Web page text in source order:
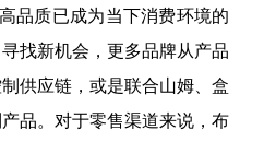
品质已成为当下消费环境的
找新机会，更多品牌从产品
供应链，或是联合山姆、盒
品。对于零售渠道来说，布